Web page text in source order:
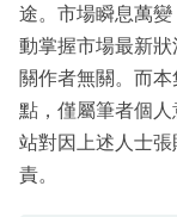
途。市場瞬息萬
動掌握市場最新
關作者無關。而
點，僅屬筆者個
站對因上述人士
責。